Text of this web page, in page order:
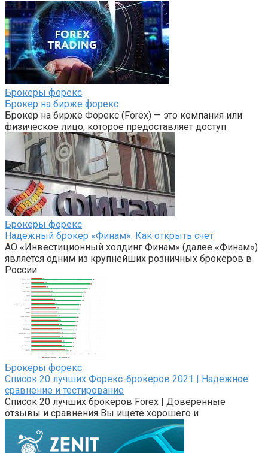
Брокеры форекс
Брокер на бирже форекс
Брокер на бирже Форекс (Forex) — это компания или
физическое лицо, которое предоставляет доступ
Брокеры форекс
Надежный брокер «Финам». Как открыть счет
АО «Инвестиционный холдинг Финам» (далее «Финам»)
является одним из крупнейших розничных брокеров в
России
Брокеры форекс
Список 20 лучших Форекс-брокеров 2021 | Надежное
сравнение и тестирование
Список 20 лучших брокеров Forex | Доверенные
отзывы и сравнения Вы ищете хорошего и